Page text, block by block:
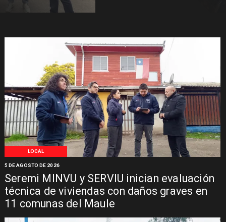
LOCAL
Seremi MINVU y SERVIU inician evaluación
técnica de viviendas con daños graves en
11 comunas del Maule
5 DE AGOSTO DE 2026